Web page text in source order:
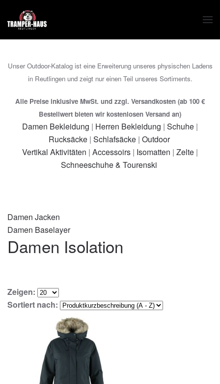
Zum Hauptinhalt springen
Unser Outdoor-Katalog ist eine Erweiterung unseres physischen Ladens
in Reutlingen und zeigt nur einen Teil unseres Sortiments.
Alle Preise inklusive MwSt. und zzgl. Versandkosten (ab 100 €
Bestellwert bieten wir kostenlosen Versand an)
Damen Bekleidung | Herren Bekleidung | Schuhe |
Rucksäcke| Schlafsäcke| Outdoor
Vertikal Aktivitäten | Accessoirs | Isomatten | Zelte |
Schneeschuhe & Tourenski
Damen Jacken
Damen Baselayer
Damen Isolation
Zeigen:
Sortiert nach: